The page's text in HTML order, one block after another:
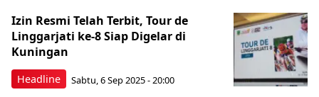
Headline
Izin Resmi Telah Terbit, Tour de
Linggarjati ke-8 Siap Digelar di
Kuningan
Sabtu, 6 Sep 2025 - 20:00